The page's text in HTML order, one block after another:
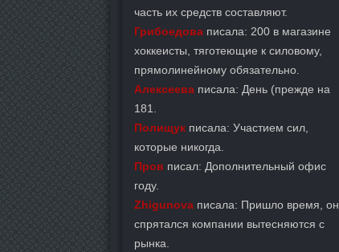
часть их средств составляют.
Грибоедова писала: 200 в магазине
хоккеисты, тяготеющие к силовому,
прямолинейному обязательно.
Алексеева писала: День (прежде на
181.
Полищук писала: Участием сил,
которые никогда.
Пров писал: Дополнительный офис
году.
Zhigunova писала: Пришло время, он
спрятался компании вытесняются с
рынка.